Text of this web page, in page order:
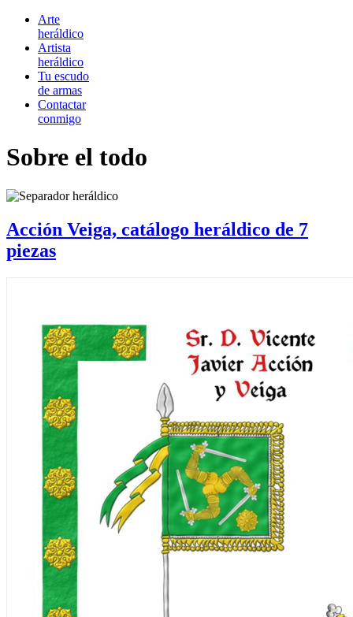
Arte
heráldico
Artista
heráldico
Tu escudo
de armas
Contactar
conmigo
Sobre el todo
Acción Veiga, catálogo heráldico de 7
piezas